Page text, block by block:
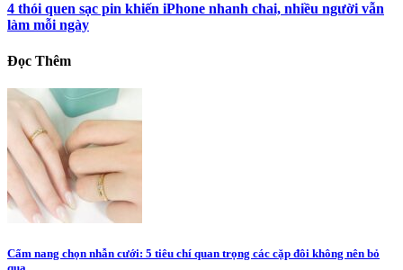
4 thói quen sạc pin khiến iPhone nhanh chai, nhiều người vẫn
làm mỗi ngày
Đọc Thêm
Cẩm nang chọn nhẫn cưới: 5 tiêu chí quan trọng các cặp đôi không nên bỏ